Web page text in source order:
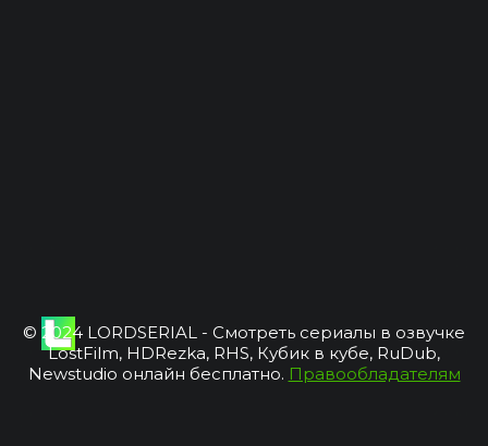
© 2024 LORDSERIAL - Смотреть сериалы в озвучке
LostFilm, HDRezka, RHS, Кубик в кубе, RuDub,
Newstudio онлайн бесплатно. Правообладателям